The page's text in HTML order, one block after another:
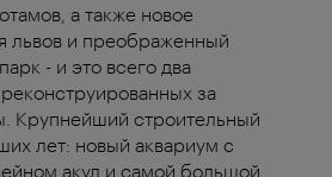
а также новое
львов и преображенный
- и это всего два
за
Крупнейший строительный
лет: новый аквариум с
акул и самой большой